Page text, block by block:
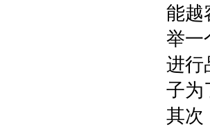
能越
举一
进行
子为
其次